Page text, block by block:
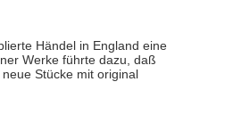
Händel in England eine
Werke führte dazu, daß
Stücke mit original